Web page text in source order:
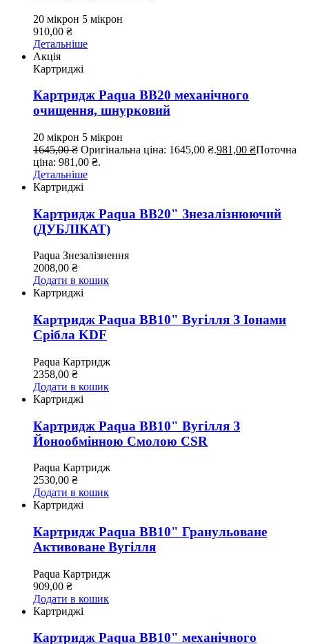
20 мікрон 5 мікрон
910,00 ₴
Детальніше
Акція
Картриджі
Картридж Paqua BB20 механічного
очищення, шнурковий
20 мікрон 5 мікрон
1645,00₴ Оригінальна ціна: 1645,00 ₴.981,00 ₴Поточна
ціна: 981,00 ₴.
Детальніше
Картриджі
Картридж Paqua BB20" Знезалізнюючий
(ДУБЛІКАТ)
Paqua Знезалізнення
2008,00 ₴
Додати в кошик
Картриджі
Картридж Paqua ВВ10" Вугілля З Іонами
Срібла KDF
Paqua Картридж
2358,00 ₴
Додати в кошик
Картриджі
Картридж Paqua ВВ10" Вугілля З
Йонообмінною Смолою CSR
Paqua Картридж
2530,00 ₴
Додати в кошик
Картриджі
Картридж Paqua ВВ10" Гранульоване
Активоване Вугілля
Paqua Картридж
909,00 ₴
Додати в кошик
Картриджі
Картридж Paqua ВВ10" механічного